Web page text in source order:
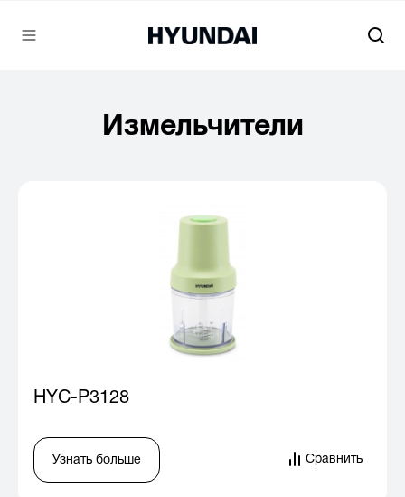
Измельчители
HYC-P3128
Узнать больше Сравнить